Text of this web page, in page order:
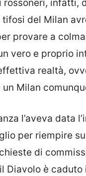
rossoneri, infatti,
I tifosi del Milan
provare a
vero e proprio
realtà,
Milan
l’aveva data
per riempire
di
Diavolo è